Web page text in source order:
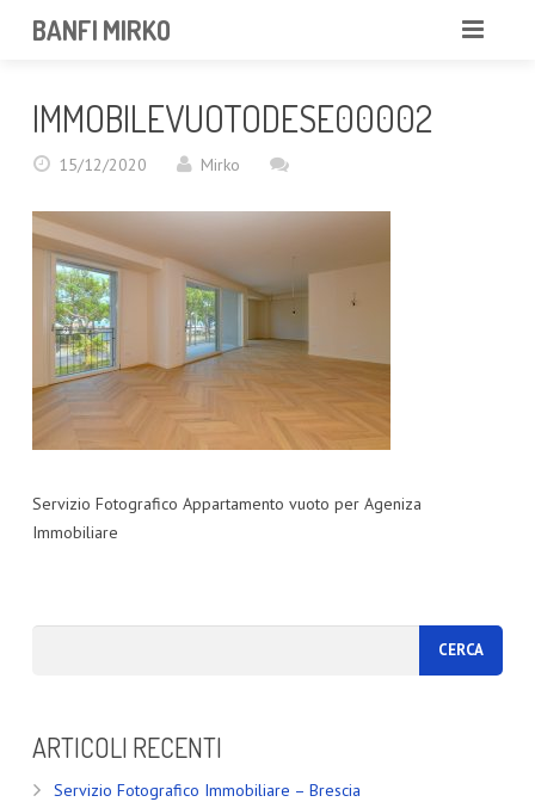
BANFI MIRKO
PORTFOLIO
SERVIZI
NEWS
CONTATTAMI
IMMOBILEVUOTODESE00002
15/12/2020 Mirko
Servizio Fotografico Appartamento vuoto per Ageniza
Immobiliare
ARTICOLI RECENTI
Servizio Fotografico Immobiliare – Brescia